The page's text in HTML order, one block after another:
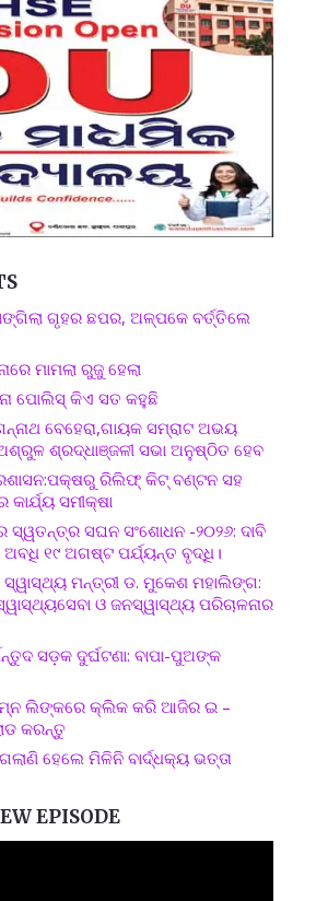
ଗୃହର ଛପର, ଅଳ୍ପକେ ବର୍ତ୍ତିଲେ
ମାମଲା ରୁଜୁ ହେଲା
ପୋଲିସ୍ କିଏ ସତ କହୁଛି
ବେହେରା,ଗାୟକ ସମ୍ରାଟ ଅଭୟ
ଶ୍ରଦ୍ଧାଞ୍ଜଳୀ ସଭା ଅନୁଷ୍ଠିତ ହେବ
ରିଲିଫ୍ କିଟ୍ ବଣ୍ଟନ ସହ
ସମୀକ୍ଷା
ସ୍ୱତନ୍ତ୍ର ସଘନ ସଂଶୋଧନ -୨୦୨୬: ଦାବି
୧୯ ଅଗଷ୍ଟ ପର୍ଯ୍ୟନ୍ତ ବୃଦ୍ଧି।
ମନ୍ତ୍ରୀ ଡ. ମୁକେଶ ମହାଲିଙ୍ଗ:
ଓ ଜନସ୍ୱାସ୍ଥ୍ୟ ପରିଚାଳନାର
ସଡ଼କ ଦୁର୍ଘଟଣା: ବାପା-ପୁଅଙ୍କ
ଲିଙ୍କରେ କ୍ଲିକ କରି ଆଜିର ଇ –
କରନ୍ତୁ
ହେଲେ ମିଳିନି ବାର୍ଦ୍ଧକ୍ୟ ଭତ୍ତା
EPISODE